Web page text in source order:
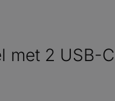
met 2 USB-